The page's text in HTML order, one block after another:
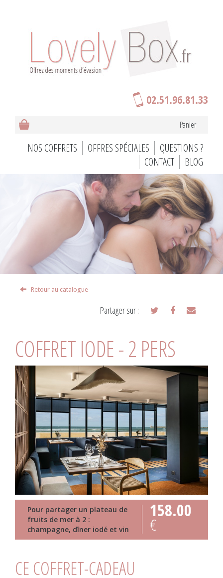
02.51.96.81.33
Panier
NOS COFFRETS OFFRES SPÉCIALES
QUESTIONS ?
CONTACT
BLOG
Retour au catalogue
Partager sur :
COFFRET IODE - 2 PERS
Pour partager un plateau de
fruits de mer à 2 :
champagne, dîner iodé et vin
158.00
€
CE COFFRET-CADEAU